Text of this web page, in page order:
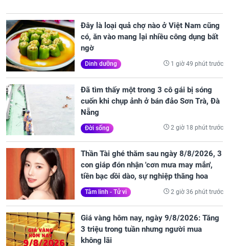
Đây là loại quả chợ nào ở Việt Nam cũng
có, ăn vào mang lại nhiều công dụng bất
ngờ
Dinh dưỡng 1 giờ 49 phút trước
Đã tìm thấy một trong 3 cô gái bị sóng
cuốn khi chụp ảnh ở bán đảo Sơn Trà, Đà
Nẵng
Đời sống 2 giờ 18 phút trước
Thần Tài ghé thăm sau ngày 8/8/2026, 3
con giáp đón nhận 'cơn mưa may mắn',
tiền bạc dồi dào, sự nghiệp thăng hoa
Tâm linh - Tử vi 2 giờ 36 phút trước
Giá vàng hôm nay, ngày 9/8/2026: Tăng
3 triệu trong tuần nhưng người mua
không lãi